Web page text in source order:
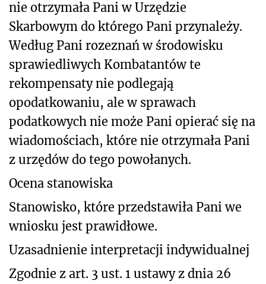
nie otrzymała Pani w Urzędzie
Skarbowym do którego Pani przynależy.
Według Pani rozeznań w środowisku
sprawiedliwych Kombatantów te
rekompensaty nie podlegają
opodatkowaniu, ale w sprawach
podatkowych nie może Pani opierać się na
wiadomościach, które nie otrzymała Pani
z urzędów do tego powołanych.
Ocena stanowiska
Stanowisko, które przedstawiła Pani we
wniosku jest prawidłowe.
Uzasadnienie interpretacji indywidualnej
Zgodnie z art. 3 ust. 1 ustawy z dnia 26